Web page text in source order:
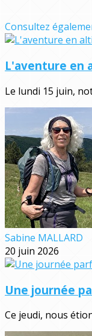
Consultez
L'aventure en
Le lundi 15 juin,
Sabine MALLARD
20 juin 2026
Une journée
Ce jeudi, nous